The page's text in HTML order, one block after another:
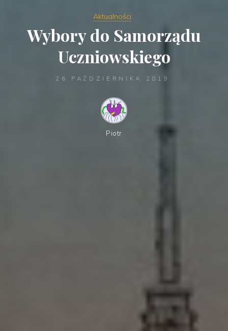
Aktualności
Wybory do Samorządu
Uczniowskiego
26 PAŹDZIERNIKA 2019
Piotr